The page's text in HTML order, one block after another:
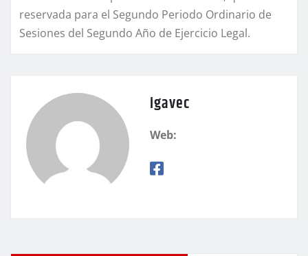
reservada para el Segundo Periodo Ordinario de
Sesiones del Segundo Año de Ejercicio Legal.
igavec
Web: